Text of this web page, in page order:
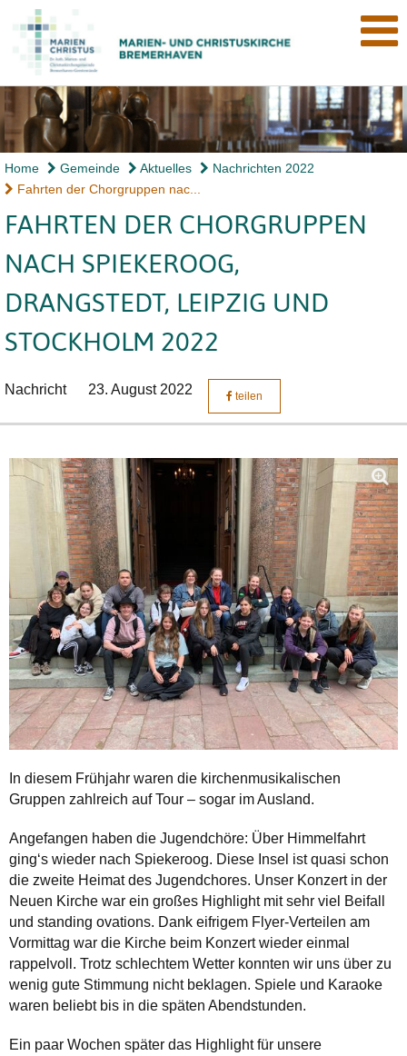
Home Gemeinde Aktuelles
Nachrichten 2022
Fahrten der Chorgruppen nac...
FAHRTEN DER CHORGRUPPEN
NACH SPIEKEROOG,
DRANGSTEDT, LEIPZIG UND
STOCKHOLM 2022
Nachricht 23. August 2022 teilen
In diesem Frühjahr waren die kirchenmusikalischen
Gruppen zahlreich auf Tour – sogar im Ausland.
Angefangen haben die Jugendchöre: Über Himmelfahrt
ging‘s wieder nach Spiekeroog. Diese Insel ist quasi schon
die zweite Heimat des Jugendchores. Unser Konzert in der
Neuen Kirche war ein großes Highlight mit sehr viel Beifall
und standing ovations. Dank eifrigem Flyer-Verteilen am
Vormittag war die Kirche beim Konzert wieder einmal
rappelvoll. Trotz schlechtem Wetter konnten wir uns über zu
wenig gute Stimmung nicht beklagen. Spiele und Karaoke
waren beliebt bis in die späten Abendstunden.
Ein paar Wochen später das Highlight für unsere